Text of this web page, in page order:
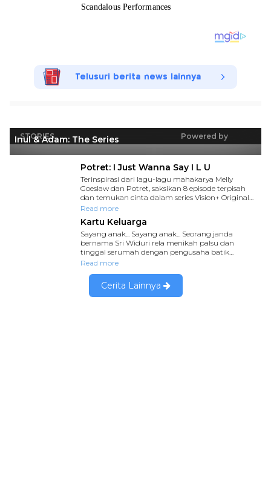
Telusuri berita news lainnya